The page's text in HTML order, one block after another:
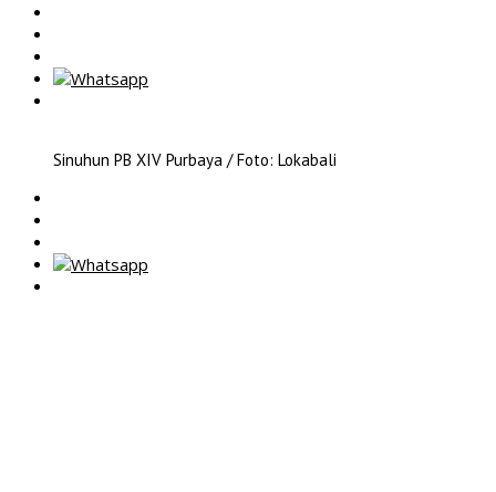
Sinuhun PB XIV Purbaya / Foto: Lokabali